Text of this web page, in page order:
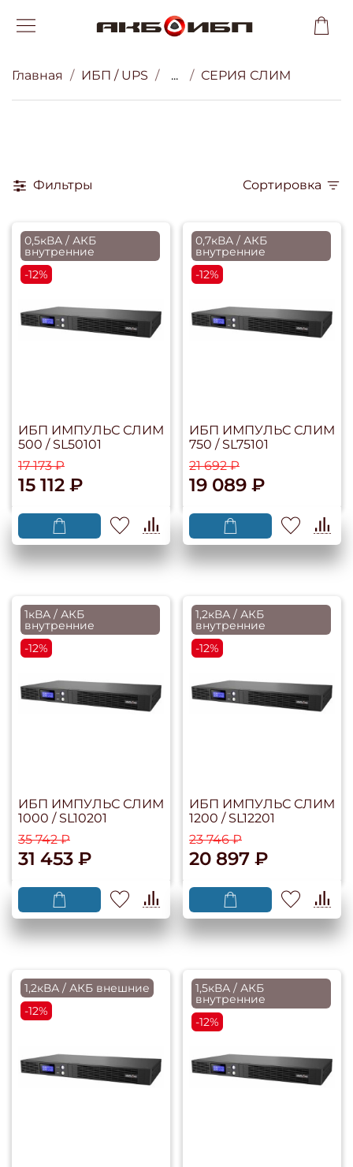
Главная ИБП / UPS ... СЕРИЯ СЛИМ
Фильтры Сортировка
0,5кВА / АКБ
внутренние
-12%
ИБП ИМПУЛЬС СЛИМ
500 / SL50101
17 173 ₽
15 112 ₽
0,7кВА / АКБ
внутренние
-12%
ИБП ИМПУЛЬС СЛИМ
750 / SL75101
21 692 ₽
19 089 ₽
1кВА / АКБ
внутренние
-12%
ИБП ИМПУЛЬС СЛИМ
1000 / SL10201
35 742 ₽
31 453 ₽
1,2кВА / АКБ
внутренние
-12%
ИБП ИМПУЛЬС СЛИМ
1200 / SL12201
23 746 ₽
20 897 ₽
1,2кВА / АКБ внешние
-12%
1,5кВА / АКБ
внутренние
-12%